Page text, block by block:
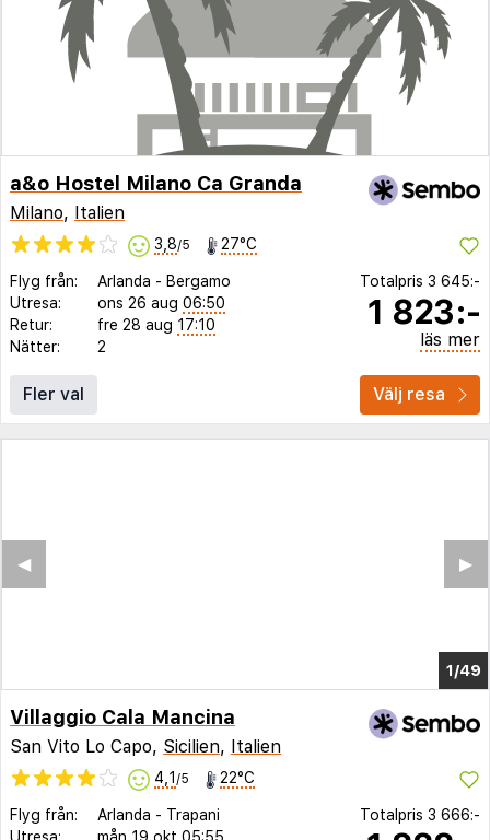
a&o Hostel Milano Ca Granda
Milano, Italien
3,8/5 27°C
Flyg från: Arlanda - Bergamo
Utresa:
ons 26 aug 06:50
Retur:
fre 28 aug 17:10
Nätter:
2
Totalpris 3 645:-
1 823:-
läs mer
Fler val Välj resa
1/40
▶︎
◀︎
Villaggio Cala Mancina
San Vito Lo Capo, Sicilien, Italien
4,1 /5 22°C
Flyg från: Arlanda - Trapani
Utresa:
mån 19 okt 05:55
Totalpris 3 666:-